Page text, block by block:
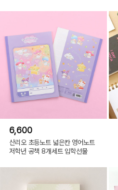
6,600
산리오 초등노트 넓은칸 영어노트
저학년 공책 8개세트 입학선물